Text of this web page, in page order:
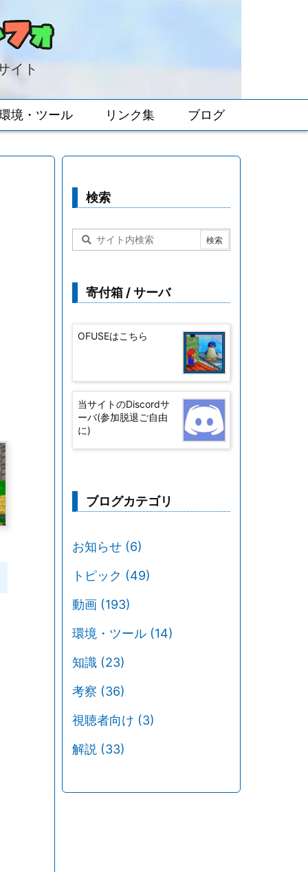
イト
境・ツール リンク集 ブログ
検索
寄付箱 / サーバ
OFUSEはこちら
当サイトのDiscordサ
ーバ(参加脱退ご自由
に)
ブログカテゴリ
お知らせ (6)
トピック (49)
動画 (193)
環境・ツール (14)
知識 (23)
考察 (36)
視聴者向け (3)
解説 (33)